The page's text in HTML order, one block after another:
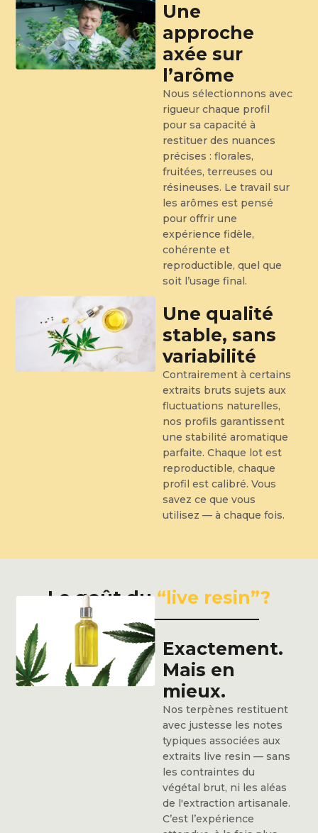
Une
approche
axée sur
l’arôme
Nous sélectionnons avec
rigueur chaque profil
pour sa capacité à
restituer des nuances
précises : florales,
fruitées, terreuses ou
résineuses. Le travail sur
les arômes est pensé
pour offrir une
expérience fidèle,
cohérente et
reproductible, quel que
soit l’usage final.
Une qualité
stable, sans
variabilité
Contrairement à certains
extraits bruts sujets aux
fluctuations naturelles,
nos profils garantissent
une stabilité aromatique
parfaite. Chaque lot est
reproductible, chaque
profil est calibré. Vous
savez ce que vous
utilisez — à chaque fois.
Le goût du“live resin”?
Exactement.
Mais en
mieux.
Nos terpènes restituent
avec justesse les notes
typiques associées aux
extraits live resin — sans
les contraintes du
végétal brut, ni les aléas
de l'extraction artisanale.
C’est l’expérience